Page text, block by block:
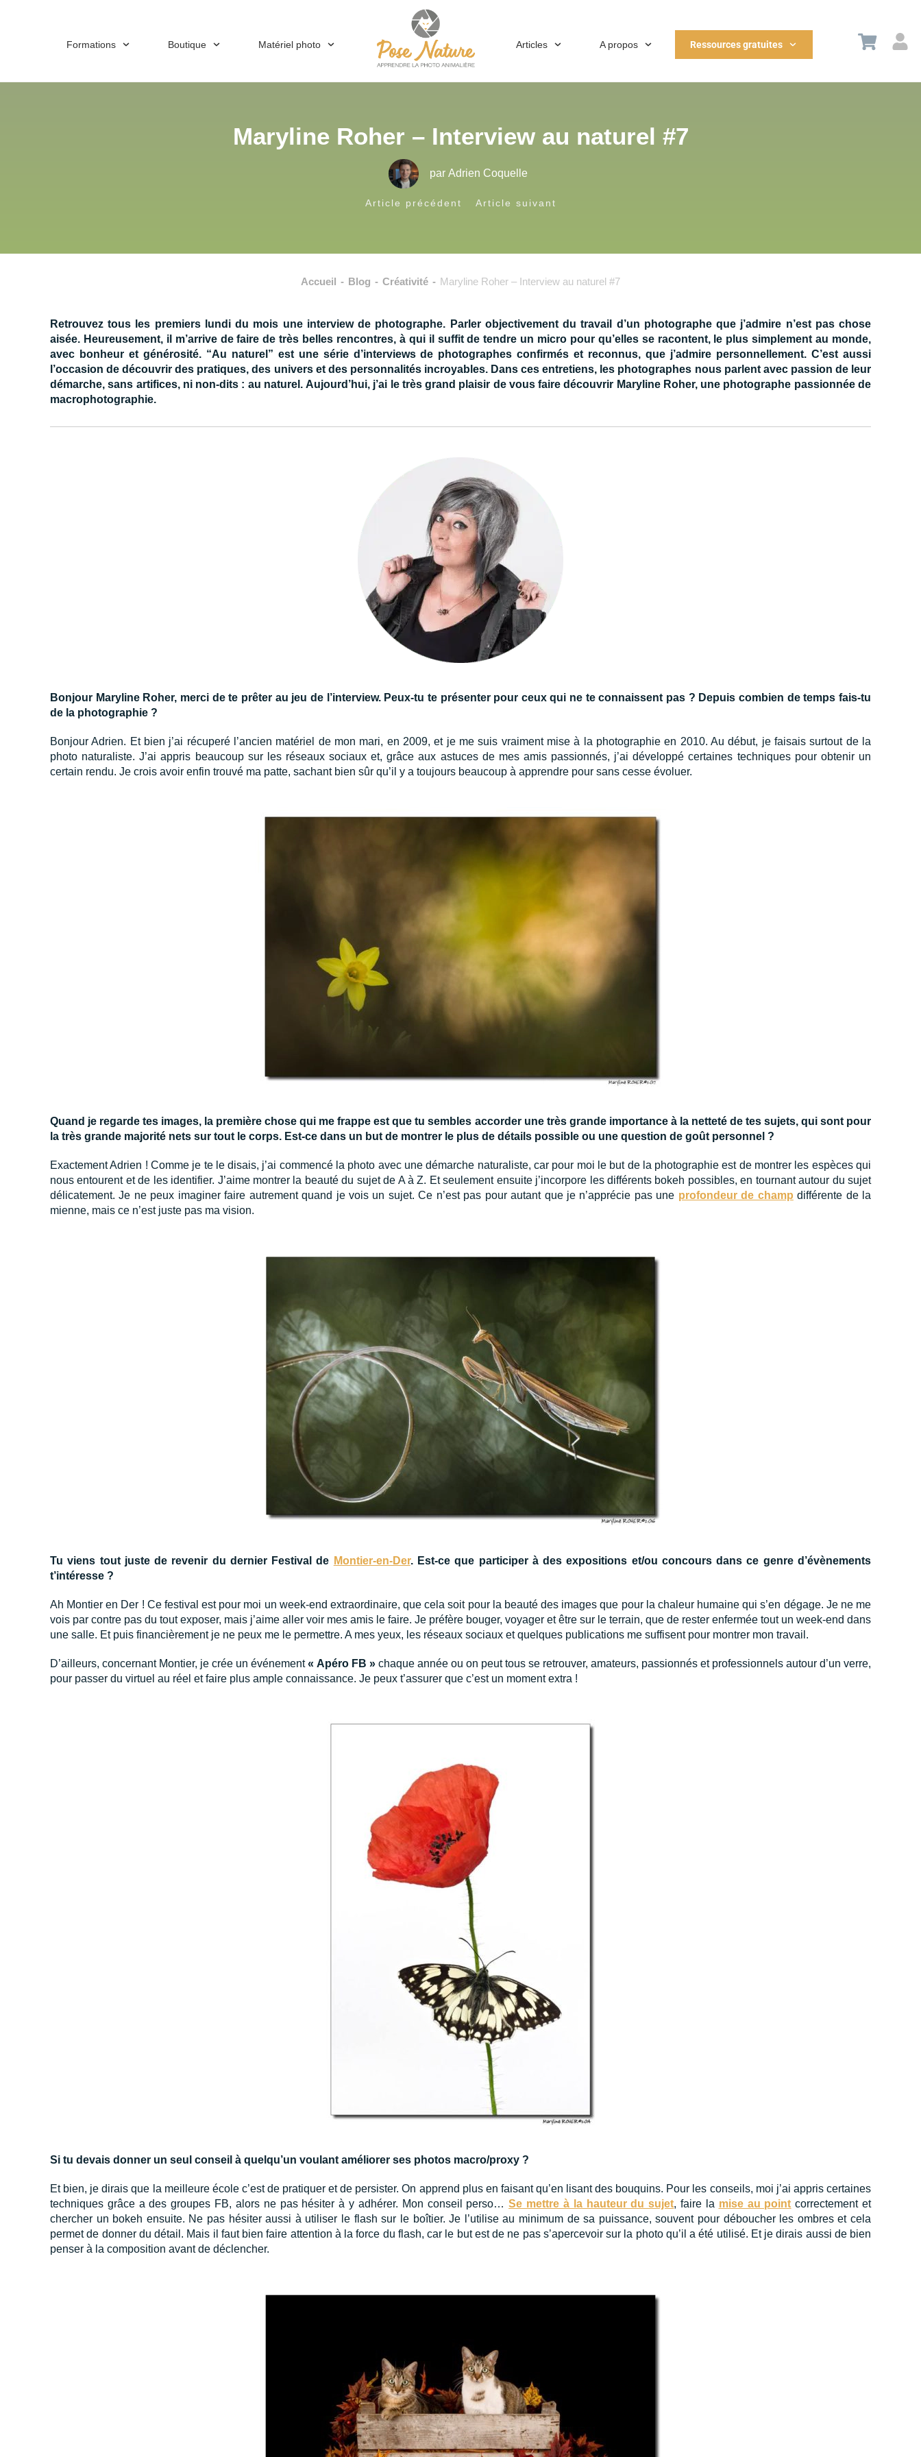
Formations Boutique Matériel photo Articles A propos Ressources gratuites
Maryline Roher – Interview au naturel #7
par Adrien Coquelle
Article précédent Article suivant
Accueil - Blog - Créativité - Maryline Roher – Interview au naturel #7
Retrouvez tous les premiers lundi du mois une interview de photographe. Parler objectivement du travail d’un photographe que j’admire n’est pas chose
aisée. Heureusement, il m’arrive de faire de très belles rencontres, à qui il suffit de tendre un micro pour qu’elles se racontent, le plus simplement au monde,
avec bonheur et générosité. “Au naturel” est une série d’interviews de photographes confirmés et reconnus, que j’admire personnellement. C’est aussi
l’occasion de découvrir des pratiques, des univers et des personnalités incroyables. Dans ces entretiens, les photographes nous parlent avec passion de leur
démarche, sans artifices, ni non-dits : au naturel.Aujourd’hui, j’ai le très grand plaisir de vous faire découvrir Maryline Roher, une photographe passionnée de
macrophotographie.
Bonjour Maryline Roher, merci de te prêter au jeu de l’interview. Peux-tu te présenter pour ceux qui ne te connaissent pas ? Depuis combien de temps fais-tu
de la photographie ?
Bonjour Adrien. Et bien j’ai récuperé l’ancien matériel de mon mari, en 2009, et je me suis vraiment mise à la photographie en 2010. Au début, je faisais surtout de la
photo naturaliste. J’ai appris beaucoup sur les réseaux sociaux et, grâce aux astuces de mes amis passionnés, j’ai développé certaines techniques pour obtenir un
certain rendu. Je crois avoir enfin trouvé ma patte, sachant bien sûr qu’il y a toujours beaucoup à apprendre pour sans cesse évoluer.
Quand je regarde tes images, la première chose qui me frappe est que tu sembles accorder une très grande importance à la netteté de tes sujets, qui sont pour
la très grande majorité nets sur tout le corps. Est-ce dans un but de montrer le plus de détails possible ou une question de goût personnel ?
Exactement Adrien ! Comme je te le disais, j’ai commencé la photo avec une démarche naturaliste, car pour moi le but de la photographie est de montrer les espèces qui
nous entourent et de les identifier. J’aime montrer la beauté du sujet de A à Z. Et seulement ensuite j’incorpore les différents bokeh possibles, en tournant autour du sujet
délicatement. Je ne peux imaginer faire autrement quand je vois un sujet. Ce n’est pas pour autant que je n’apprécie pas une profondeur de champ différente de la
mienne, mais ce n’est juste pas ma vision.
Tu viens tout juste de revenir du dernier Festival de Montier-en-Der. Est-ce que participer à des expositions et/ou concours dans ce genre d’évènements
t’intéresse ?
Ah Montier en Der ! Ce festival est pour moi un week-end extraordinaire, que cela soit pour la beauté des images que pour la chaleur humaine qui s’en dégage. Je ne me
vois par contre pas du tout exposer, mais j’aime aller voir mes amis le faire. Je préfère bouger, voyager et être sur le terrain, que de rester enfermée tout un week-end dans
une salle. Et puis financièrement je ne peux me le permettre. A mes yeux, les réseaux sociaux et quelques publications me suffisent pour montrer mon travail.
D’ailleurs, concernant Montier, je crée un événement« Apéro FB » chaque année ou on peut tous se retrouver, amateurs, passionnés et professionnels autour d’un verre,
pour passer du virtuel au réel et faire plus ample connaissance. Je peux t’assurer que c’est un moment extra !
Si tu devais donner un seul conseil à quelqu’un voulant améliorer ses photos macro/proxy ?
Et bien, je dirais que la meilleure école c’est de pratiquer et de persister. On apprend plus en faisant qu’en lisant des bouquins. Pour les conseils, moi j’ai appris certaines
techniques grâce a des groupes FB, alors ne pas hésiter à y adhérer. Mon conseil perso…Se mettre à la hauteur du sujet, faire la mise au point correctement et
chercher un bokeh ensuite. Ne pas hésiter aussi à utiliser le flash sur le boîtier. Je l’utilise au minimum de sa puissance, souvent pour déboucher les ombres et cela
permet de donner du détail. Mais il faut bien faire attention à la force du flash, car le but est de ne pas s’apercevoir sur la photo qu’il a été utilisé. Et je dirais aussi de bien
penser à la composition avant de déclencher.